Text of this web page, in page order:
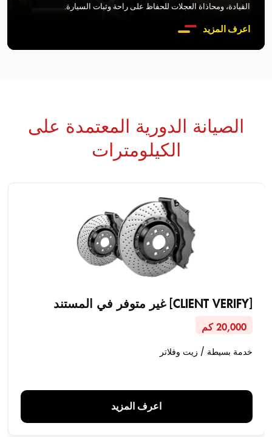
القيادة، ومحاذاة العجلات للحفاظ على راحة وثبات السيارة.
اعرف المزيد
الصيانة الدورية المعتمدة على
الكيلومترات
[CLIENT VERIFY] غير متوفر في المستند
20,000 كم
خدمة بسيطة / زيت وفلاتر
اعرف المزيد